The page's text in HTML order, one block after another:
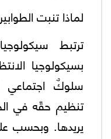
لماذا تنبت
ترتبط
بسيكولوجيا
سلوكٌ اجتماعي
تنظيم حقّه في
يريدها. وبحسب